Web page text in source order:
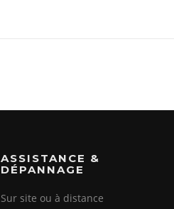
ASSISTANCE &
DÉPANNAGE
Sur site ou à distance